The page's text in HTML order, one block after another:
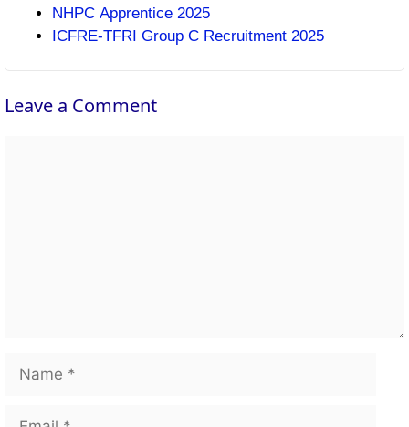
NHPC Apprentice 2025
ICFRE-TFRI Group C Recruitment 2025
Leave a Comment
Name
Email